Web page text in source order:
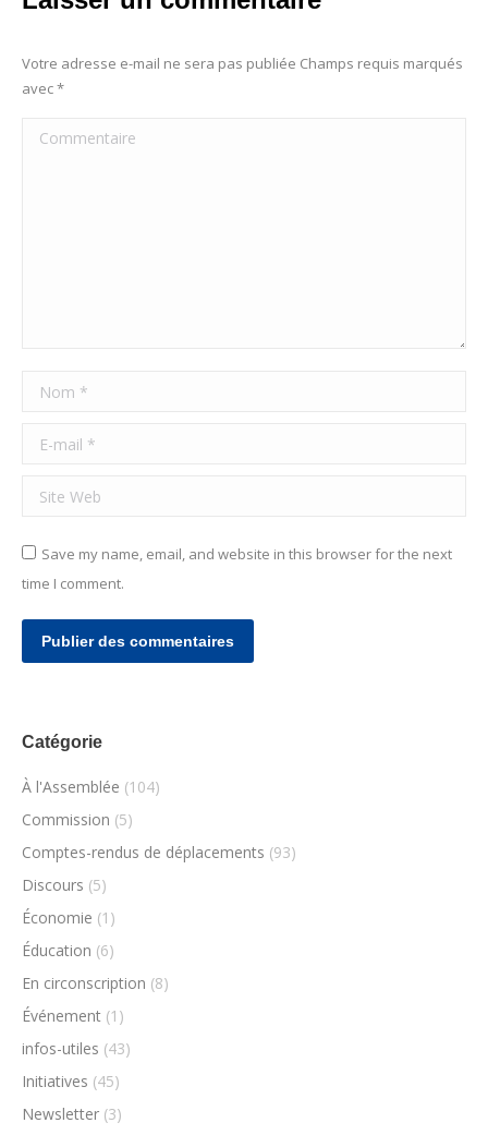
Votre adresse e-mail ne sera pas publiée Champs requis marqués
avec*
Commentaire
Nom *
E-mail *
Site Web
Save my name, email, and website in this browser for the next
time I comment.
Publier des commentaires
Catégorie
À l'Assemblée (104)
Commission (5)
Comptes-rendus de déplacements (93)
Discours (5)
Économie (1)
Éducation (6)
En circonscription (8)
Événement (1)
infos-utiles (43)
Initiatives (45)
Newsletter (3)